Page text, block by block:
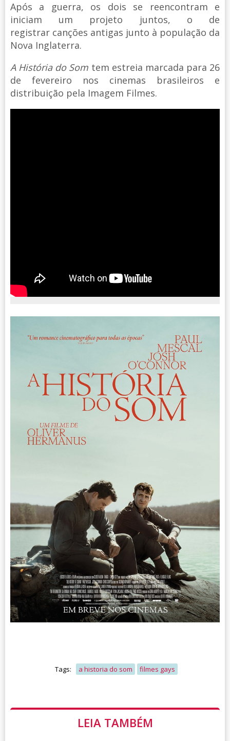
Após a guerra, os dois se reencontram e
iniciam um projeto juntos, o de
registrar canções antigas junto à população da
Nova Inglaterra.
A História do Som tem estreia marcada para 26
de fevereiro nos cinemas brasileiros e
distribuição pela Imagem Filmes.
Tags: a historia do som filmes gays
LEIA TAMBÉM